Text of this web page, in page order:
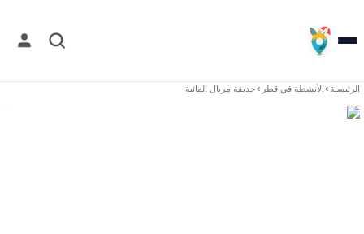
الرئيسية>الأنشطة فيقطر >حديقة مريال المائية